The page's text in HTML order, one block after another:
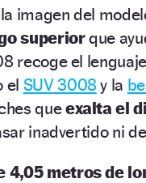
imagen del
superiorque
recoge el
el SUV 3008y la
queexalta el
inadvertido ni
4,05 metros de